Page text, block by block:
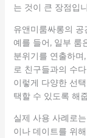
는 것이 큰 장점입
유앤미룸싸롱의
예를 들어, 일부 룸
분위기를 연출하
로 친구들과의 수
이렇게 다양한 선
택할 수 있도록 해
실제 사용 사례로
이나 데이트를 위